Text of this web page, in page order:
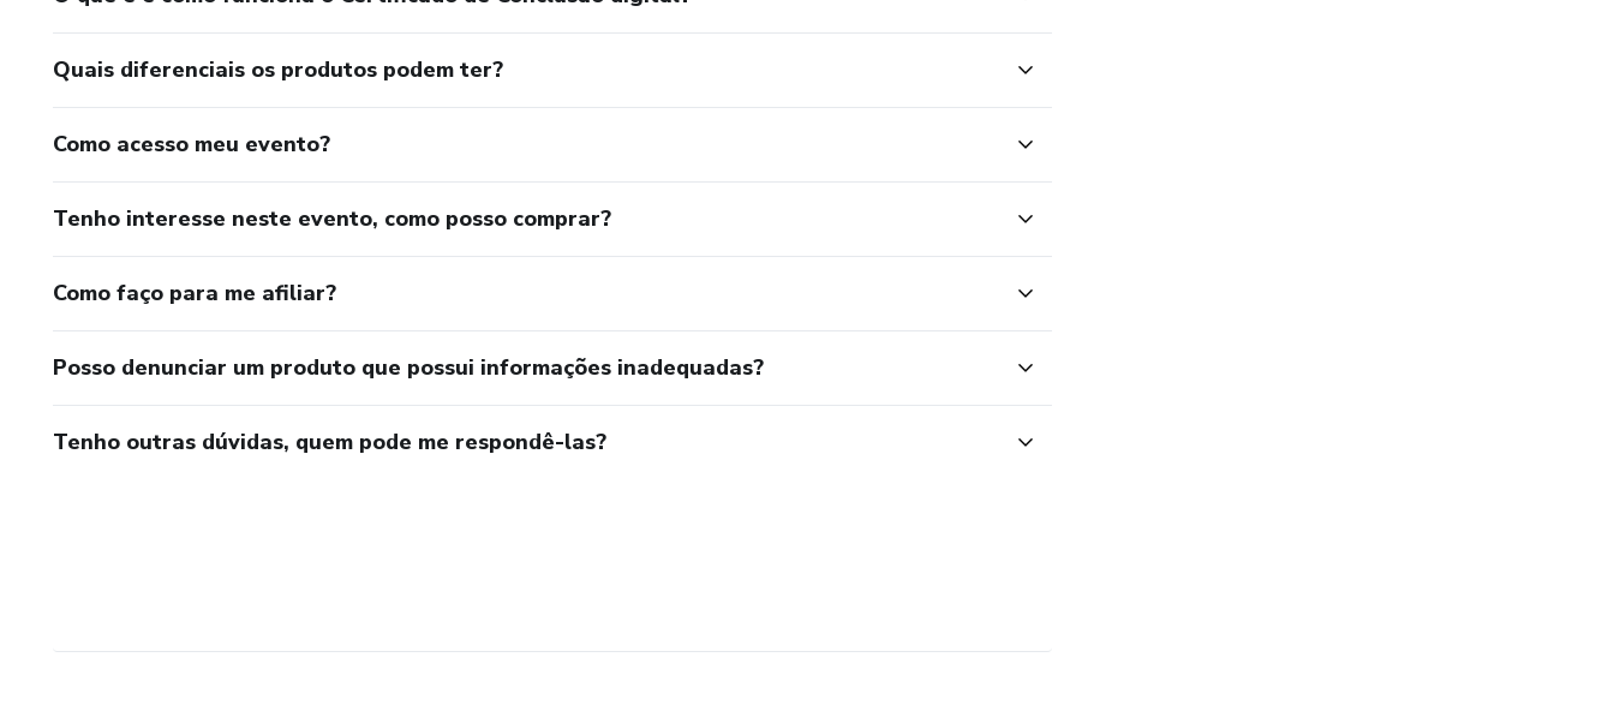
Quais diferenciais os produtos podem ter?
Como acesso meu evento?
Tenho interesse neste evento, como posso comprar?
Como faço para me afiliar?
Posso denunciar um produto que possui informações inadequadas?
Tenho outras dúvidas, quem pode me respondê-las?